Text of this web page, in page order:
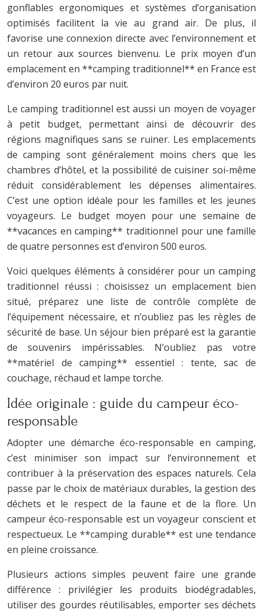
gonflables ergonomiques et systèmes d’organisation
optimisés facilitent la vie au grand air. De plus, il
favorise une connexion directe avec l’environnement et
un retour aux sources bienvenu. Le prix moyen d’un
emplacement en **camping traditionnel** en France est
d’environ 20 euros par nuit.
Le camping traditionnel est aussi un moyen de voyager
à petit budget, permettant ainsi de découvrir des
régions magnifiques sans se ruiner. Les emplacements
de camping sont généralement moins chers que les
chambres d’hôtel, et la possibilité de cuisiner soi-même
réduit considérablement les dépenses alimentaires.
C’est une option idéale pour les familles et les jeunes
voyageurs. Le budget moyen pour une semaine de
**vacances en camping** traditionnel pour une famille
de quatre personnes est d’environ 500 euros.
Voici quelques éléments à considérer pour un camping
traditionnel réussi : choisissez un emplacement bien
situé, préparez une liste de contrôle complète de
l’équipement nécessaire, et n’oubliez pas les règles de
sécurité de base. Un séjour bien préparé est la garantie
de souvenirs impérissables. N’oubliez pas votre
**matériel de camping** essentiel : tente, sac de
couchage, réchaud et lampe torche.
Idée originale : guide du campeur éco-
responsable
Adopter une démarche éco-responsable en camping,
c’est minimiser son impact sur l’environnement et
contribuer à la préservation des espaces naturels. Cela
passe par le choix de matériaux durables, la gestion des
déchets et le respect de la faune et de la flore. Un
campeur éco-responsable est un voyageur conscient et
respectueux. Le **camping durable** est une tendance
en pleine croissance.
Plusieurs actions simples peuvent faire une grande
différence : privilégier les produits biodégradables,
utiliser des gourdes réutilisables, emporter ses déchets